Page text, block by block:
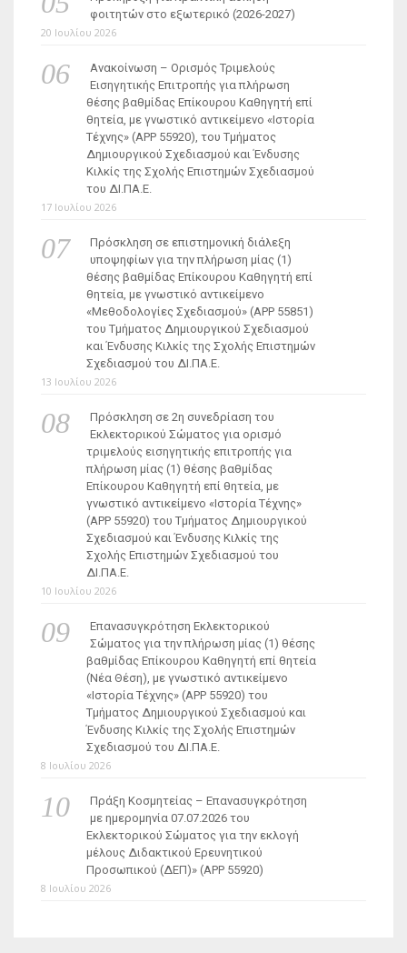
φοιτητών στο εξωτερικό (2026-2027)
20 Ιουλίου 2026
Ανακοίνωση – Ορισμός Τριμελούς
Εισηγητικής Επιτροπής για πλήρωση
θέσης βαθμίδας Επίκουρου Καθηγητή επί
θητεία, με γνωστικό αντικείμενο «Ιστορία
Τέχνης» (ΑΡΡ 55920), του Τμήματος
Δημιουργικού Σχεδιασμού και Ένδυσης
Κιλκίς της Σχολής Επιστημών Σχεδιασμού
του ΔΙ.ΠΑ.Ε.
17 Ιουλίου 2026
Πρόσκληση σε επιστημονική διάλεξη
υποψηφίων για την πλήρωση μίας (1)
θέσης βαθμίδας Επίκουρου Καθηγητή επί
θητεία, με γνωστικό αντικείμενο
«Μεθοδολογίες Σχεδιασμού» (ΑΡΡ 55851)
του Τμήματος Δημιουργικού Σχεδιασμού
και Ένδυσης Κιλκίς της Σχολής Επιστημών
Σχεδιασμού του ΔΙ.ΠΑ.Ε.
13 Ιουλίου 2026
Πρόσκληση σε 2η συνεδρίαση του
Εκλεκτορικού Σώματος για ορισμό
τριμελούς εισηγητικής επιτροπής για
πλήρωση μίας (1) θέσης βαθμίδας
Επίκουρου Καθηγητή επί θητεία, με
γνωστικό αντικείμενο «Ιστορία Τέχνης»
(ΑΡΡ 55920) του Τμήματος Δημιουργικού
Σχεδιασμού και Ένδυσης Κιλκίς της
Σχολής Επιστημών Σχεδιασμού του
ΔΙ.ΠΑ.Ε.
10 Ιουλίου 2026
Επανασυγκρότηση Εκλεκτορικού
Σώματος για την πλήρωση μίας (1) θέσης
βαθμίδας Επίκουρου Καθηγητή επί θητεία
(Νέα Θέση), με γνωστικό αντικείμενο
«Ιστορία Τέχνης» (ΑΡΡ 55920) του
Τμήματος Δημιουργικού Σχεδιασμού και
Ένδυσης Κιλκίς της Σχολής Επιστημών
Σχεδιασμού του ΔΙ.ΠΑ.Ε.
8 Ιουλίου 2026
Πράξη Κοσμητείας – Επανασυγκρότηση
με ημερομηνία 07.07.2026 του
Εκλεκτορικού Σώματος για την εκλογή
μέλους Διδακτικού Ερευνητικού
Προσωπικού (ΔΕΠ)» (APP 55920)
8 Ιουλίου 2026